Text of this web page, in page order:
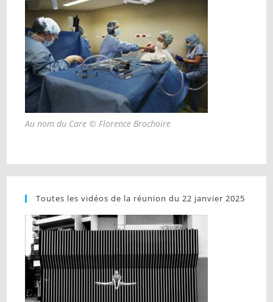
Au nom du Care © Florence Brochoire
Toutes les vidéos de la réunion du 22 janvier 2025